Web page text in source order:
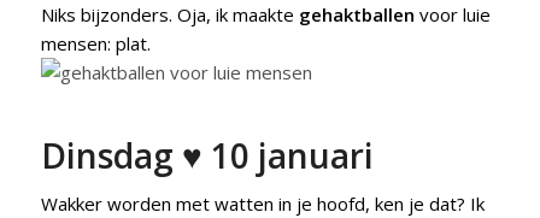
Niks bijzonders. Oja, ik maakte gehaktballen voor luie
mensen: plat.
Dinsdag ♥ 10 januari
Wakker worden met watten in je hoofd, ken je dat? Ik